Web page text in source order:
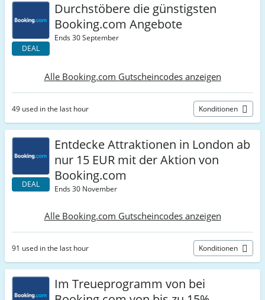
DEAL
Durchstöbere die günstigsten
Booking.com Angebote
Ends 30 September
Alle Booking.com Gutscheincodes anzeigen
49 used in the last hour Konditionen
DEAL
Entdecke Attraktionen in London ab
nur 15 EUR mit der Aktion von
Booking.com
Ends 30 November
Alle Booking.com Gutscheincodes anzeigen
91 used in the last hour Konditionen
Im Treueprogramm von bei